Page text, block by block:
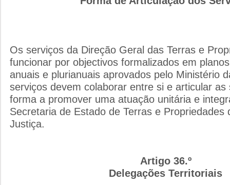
Os serviços da Direção Geral das Terras e
funcionar por objectivos formalizados em
anuais e plurianuais aprovados pelo Ministério
serviços devem colaborar entre si e articular as
forma a promover uma atuação unitária e
Secretaria de Estado de Terras e Propriedades
Justiça.
Artigo 36.º
Delegações Territoriais